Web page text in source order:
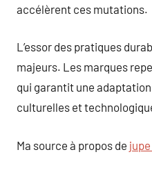
accélèrent ces mutations.
L’essor des pratiques
majeurs. Les marques
qui garantit une
culturelles et
Ma source à propos de